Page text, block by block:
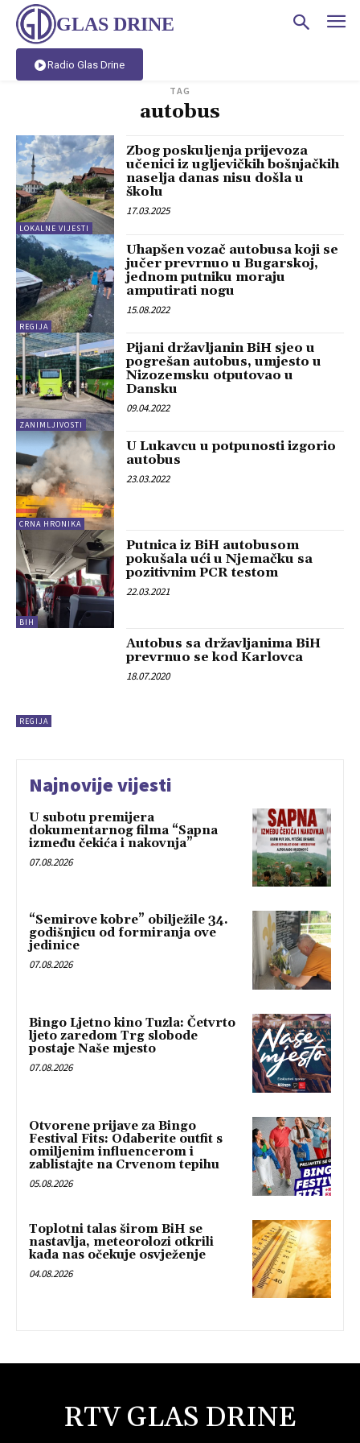
GLAS DRINE
Radio Glas Drine
TAG
autobus
LOKALNE VIJESTI
Zbog poskuljenja prijevoza
učenici iz ugljevičkih bošnjačkih
naselja danas nisu došla u
školu
17.03.2025
REGIJA
Uhapšen vozač autobusa koji se
jučer prevrnuo u Bugarskoj,
jednom putniku moraju
amputirati nogu
15.08.2022
ZANIMLJIVOSTI
Pijani državljanin BiH sjeo u
pogrešan autobus, umjesto u
Nizozemsku otputovao u
Dansku
09.04.2022
CRNA HRONIKA
U Lukavcu u potpunosti izgorio
autobus
23.03.2022
BIH
Putnica iz BiH autobusom
pokušala ući u Njemačku sa
pozitivnim PCR testom
22.03.2021
REGIJA
Autobus sa državljanima BiH
prevrnuo se kod Karlovca
18.07.2020
Najnovije vijesti
U subotu premijera
dokumentarnog filma “Sapna
između čekića i nakovnja”
07.08.2026
“Semirove kobre” obilježile 34.
godišnjicu od formiranja ove
jedinice
07.08.2026
Bingo Ljetno kino Tuzla: Četvrto
ljeto zaredom Trg slobode
postaje Naše mjesto
07.08.2026
Otvorene prijave za Bingo
Festival Fits: Odaberite outfit s
omiljenim influencerom i
zablistajte na Crvenom tepihu
05.08.2026
Toplotni talas širom BiH se
nastavlja, meteorolozi otkrili
kada nas očekuje osvježenje
04.08.2026
RTV GLAS DRINE